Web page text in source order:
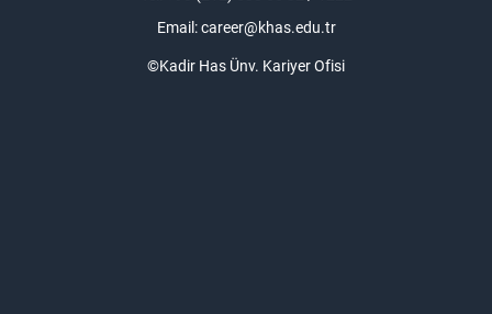
Email:career@khas.edu.tr
©Kadir Has Ünv. Kariyer Ofisi